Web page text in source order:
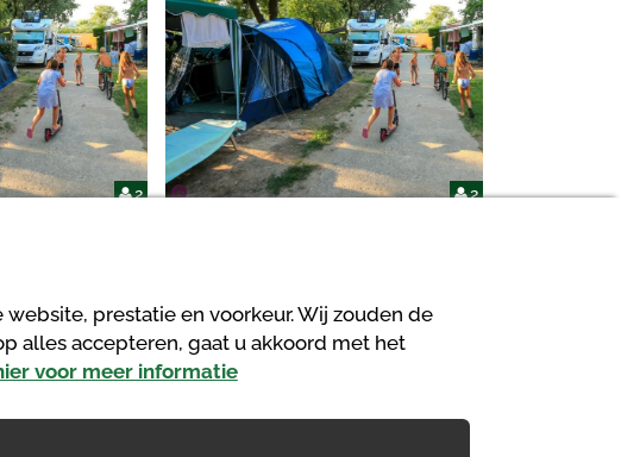
2 2
prestatie en voorkeur. Wij zouden de
alles accepteren, gaat u akkoord met het
voor meer informatie